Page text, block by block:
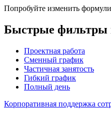
Попробуйте изменить
Быстрые фильтры
Проектная работа
Сменный график
Частичная занятость
Гибкий график
Полный день
Корпоративная поддержка